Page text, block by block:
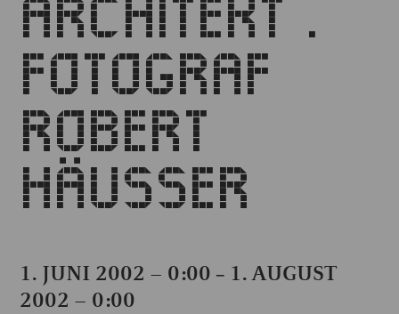
ARCHITEKT .
FOTOGRAF
ROBERT
HÄUSSER
1. JUNI 2002 – 0:00 – 1. AUGUST
2002 – 0:00